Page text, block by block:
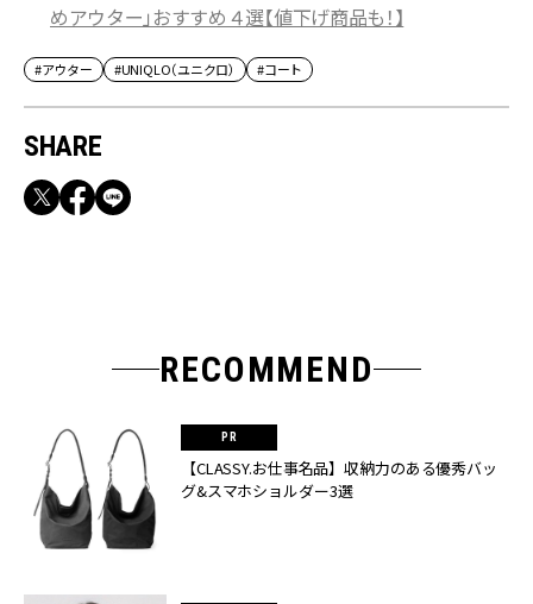
めアウター」おすすめ４選【値下げ商品も！】
#アウター #UNIQLO（ユニクロ） #コート
SHARE
RECOMMEND
【CLASSY.お仕事名品】収納力のある優秀バッ
グ&スマホショルダー3選